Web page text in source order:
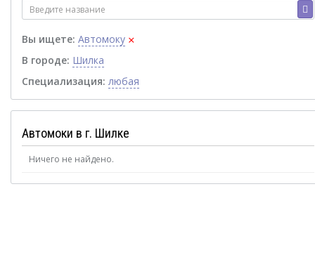
Вы ищете: Автомоку ×
В городе: Шилка
Специализация: любая
Автомоки в г. Шилке
Ничего не найдено.